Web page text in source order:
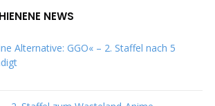
NEWS
Alternative: GGO« – 2. Staffel nach 5